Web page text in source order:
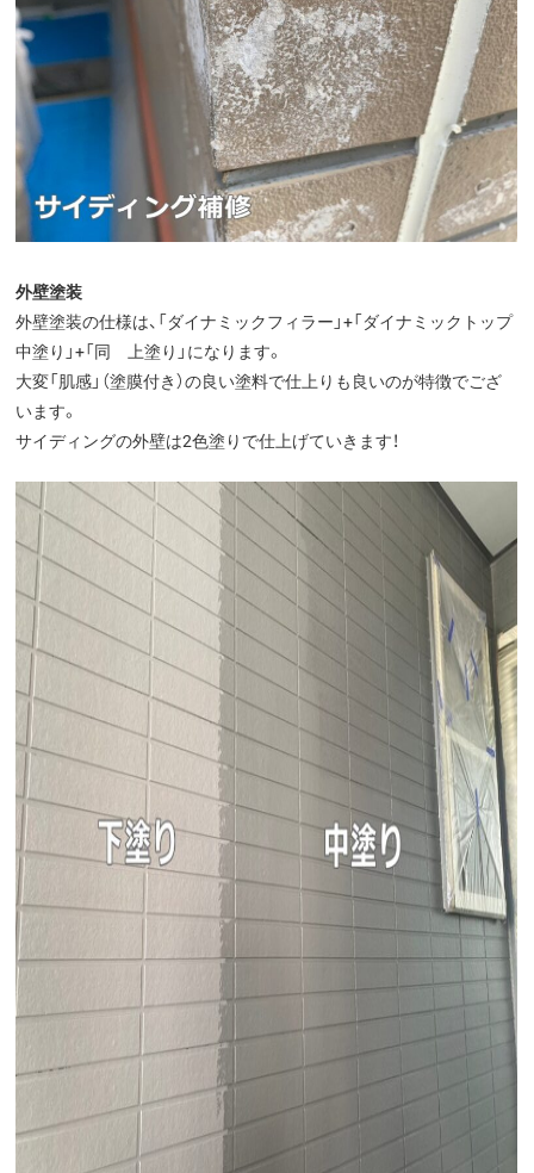
外壁塗装
外壁塗装の仕様は、「ダイナミックフィラー」+「ダイナミックトップ
中塗り」+「同 上塗り」になります。
大変「肌感」（塗膜付き）の良い塗料で仕上りも良いのが特徴でござ
います。
サイディングの外壁は2色塗りで仕上げていきます！